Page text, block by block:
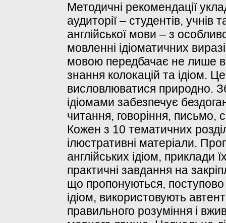
Методичні рекомендації
аудиторії – студентів, учнів
англійської мови – з
мовленні ідіоматичних
мовою передбачає не лише
знання колокацій та ідіом.
висловлюватися природно.
ідіомами забезпечує
читання, говоріння, письмо,
Кожен з 10 тематичних
ілюстративні матеріали.
англійських ідіом,
практичні завдання на
що пропонуються, поступово
ідіом, використовують
правильного розуміння і